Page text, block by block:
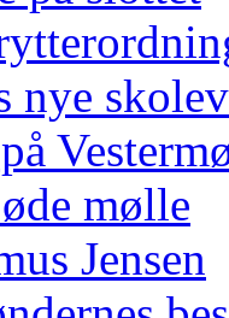
nye
mølle
Jensen